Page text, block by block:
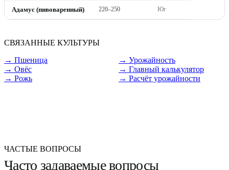
Адамус (пивоваренный) 220–250 Юг
СВЯЗАННЫЕ КУЛЬТУРЫ
→ Пшеница
→ Овёс
→ Рожь
→ Урожайность
→ Главный калькулятор
→ Расчёт урожайности
ЧАСТЫЕ ВОПРОСЫ
Часто задаваемые вопросы